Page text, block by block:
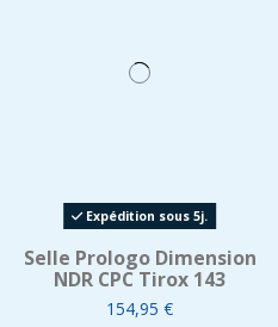
Expédition sous 5j.
Selle Prologo Dimension
NDR CPC Tirox 143
154,95 €